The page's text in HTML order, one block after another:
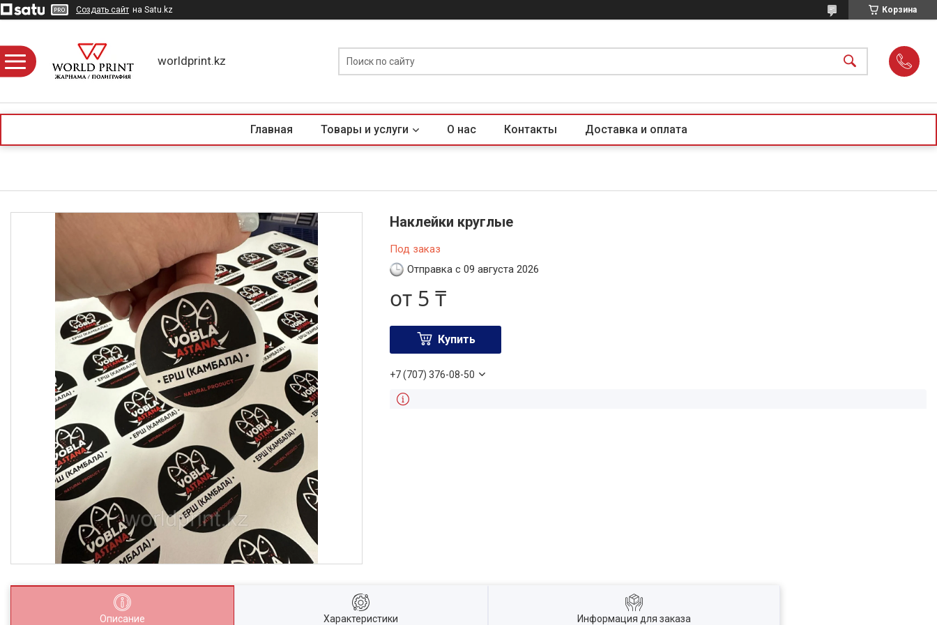
Создать сайт на Satu.kz Корзина
worldprint.kz
Главная Товары и услуги О нас Контакты Доставка и оплата
Наклейки круглые
Под заказ
Отправка с 09 августа 2026
от 5 ₸
Купить
+7 (707) 376-08-50
Описание Характеристики Информация для заказа